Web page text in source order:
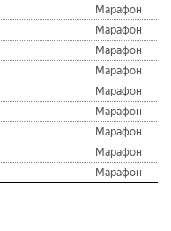
Марафон
Марафон
Марафон
Марафон
Марафон
Марафон
Марафон
Марафон
Марафон